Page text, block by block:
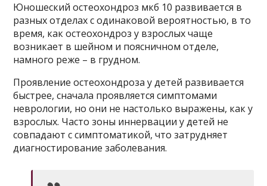
Юношеский остеохондроз мкб 10 развивается в
разных отделах с одинаковой вероятностью, в то
время, как остеохондроз у взрослых чаще
возникает в шейном и поясничном отделе,
намного реже – в грудном.
Проявление остеохондроза у детей развивается
быстрее, сначала проявляется симптомами
неврологии, но они не настолько выражены, как у
взрослых. Часто зоны иннервации у детей не
совпадают с симптоматикой, что затрудняет
диагностирование заболевания.